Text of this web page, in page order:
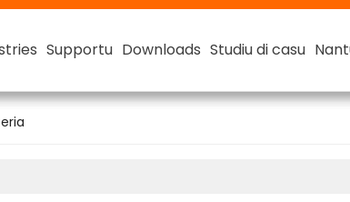
Supportu Downloads Studiu di casu
Supportu Downloads Studiu di casu
Supportu Downloads Studiu di casu
Supportu Downloads Studiu di casu